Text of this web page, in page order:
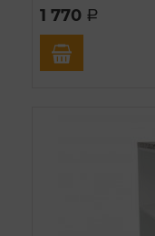
1 770 a